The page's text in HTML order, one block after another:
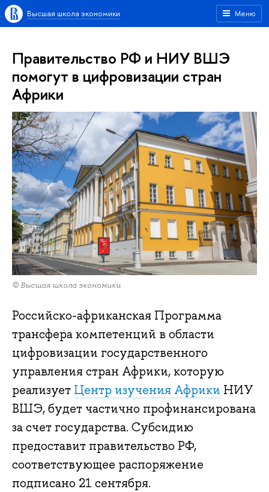
Меню
Высшая школа экономики
Правительство РФ и НИУ ВШЭ
помогут в цифровизации стран
Африки
© Высшая школа экономики
Российско-африканская Программа
трансфера компетенций в области
цифровизации государственного
управления стран Африки, которую
реализует Центр изучения Африки НИУ
ВШЭ, будет частично профинансирована
за счет государства. Субсидию
предоставит правительство РФ,
соответствующее распоряжение
подписано 21 сентября.